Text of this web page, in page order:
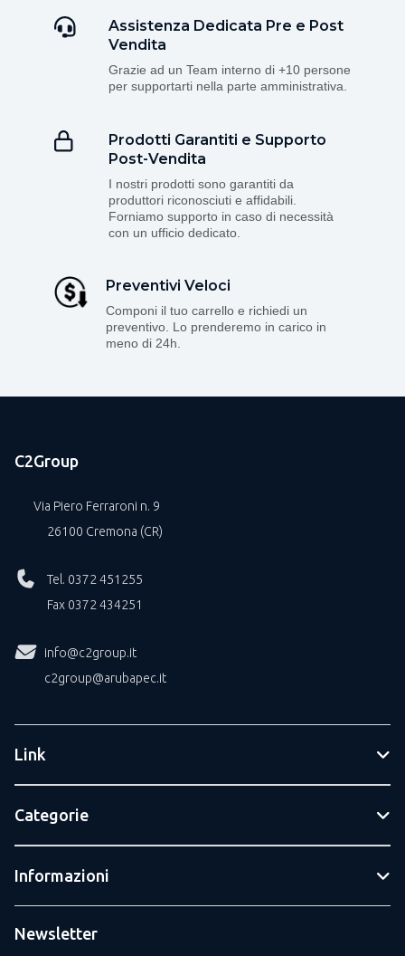
Assistenza Dedicata Pre e Post
Vendita
Grazie ad un Team interno di +10 persone
per supportarti nella parte amministrativa.
Prodotti Garantiti e Supporto
Post-Vendita
I nostri prodotti sono garantiti da
produttori riconosciuti e affidabili.
Forniamo supporto in caso di necessità
con un ufficio dedicato.
Preventivi Veloci
Componi il tuo carrello e richiedi un
preventivo. Lo prenderemo in carico in
meno di 24h.
C2Group
Via Piero Ferraroni n. 9
26100 Cremona (CR)
Tel. 0372 451255
Fax 0372 434251
info@c2group.it
c2group@arubapec.it
Link
Categorie
Informazioni
Newsletter